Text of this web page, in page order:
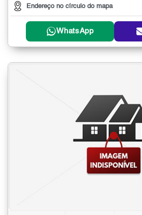
Endereço no círculo do mapa
WhatsApp